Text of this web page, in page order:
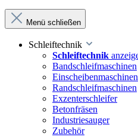
Menü schließen
Schleiftechnik
Schleiftechnik
Bandschleifmaschinen
Einscheibenmaschinen
Randschleifmaschinen
Exzenterschleifer
Betonfräsen
Industriesauger
Zubehör